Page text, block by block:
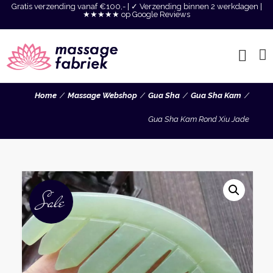
Gratis verzending vanaf €100,- | ✓ Verzending binnen 2 werkdagen |
★★★★★ op Google Reviews
Home Massage Webshop Gua Sha Gua Sha Kam
Gua Sha Kam Rond Xiu Jade
Sale